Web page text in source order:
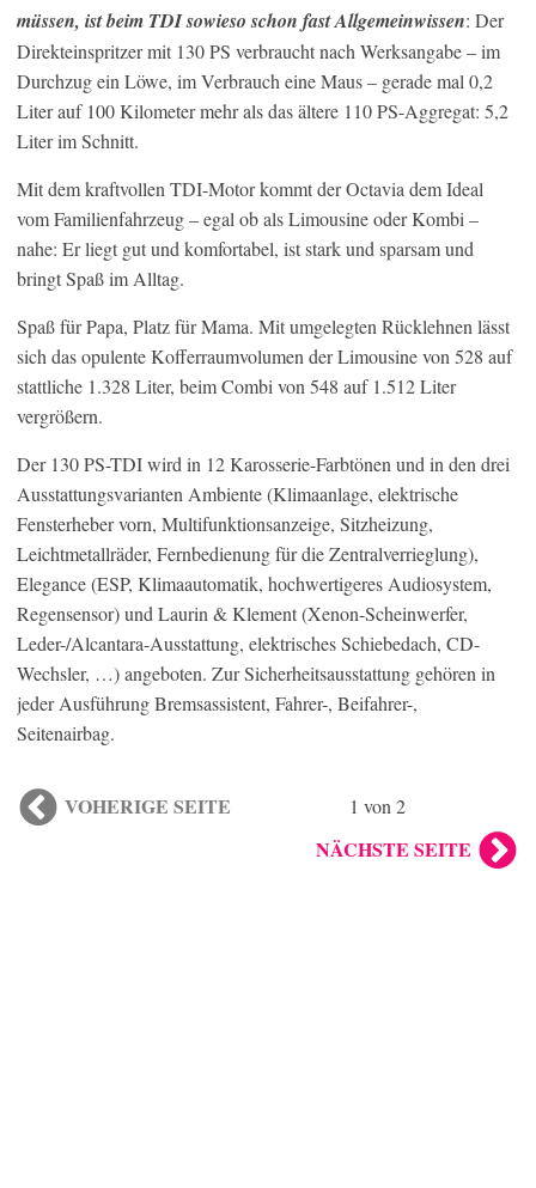
müssen, ist beim TDI sowieso schon fast Allgemeinwissen: Der
Direkteinspritzer mit 130 PS verbraucht nach Werksangabe – im
Durchzug ein Löwe, im Verbrauch eine Maus – gerade mal 0,2
Liter auf 100 Kilometer mehr als das ältere 110 PS-Aggregat: 5,2
Liter im Schnitt.
Mit dem kraftvollen TDI-Motor kommt der Octavia dem Ideal
vom Familienfahrzeug – egal ob als Limousine oder Kombi –
nahe: Er liegt gut und komfortabel, ist stark und sparsam und
bringt Spaß im Alltag.
Spaß für Papa, Platz für Mama. Mit umgelegten Rücklehnen lässt
sich das opulente Kofferraumvolumen der Limousine von 528 auf
stattliche 1.328 Liter, beim Combi von 548 auf 1.512 Liter
vergrößern.
Der 130 PS-TDI wird in 12 Karosserie-Farbtönen und in den drei
Ausstattungsvarianten Ambiente (Klimaanlage, elektrische
Fensterheber vorn, Multifunktionsanzeige, Sitzheizung,
Leichtmetallräder, Fernbedienung für die Zentralverrieglung),
Elegance (ESP, Klimaautomatik, hochwertigeres Audiosystem,
Regensensor) und Laurin & Klement (Xenon-Scheinwerfer,
Leder-/Alcantara-Ausstattung, elektrisches Schiebedach, CD-
Wechsler, …) angeboten. Zur Sicherheitsausstattung gehören in
jeder Ausführung Bremsassistent, Fahrer-, Beifahrer-,
Seitenairbag.
VOHERIGE SEITE 1 von 2
NÄCHSTE SEITE